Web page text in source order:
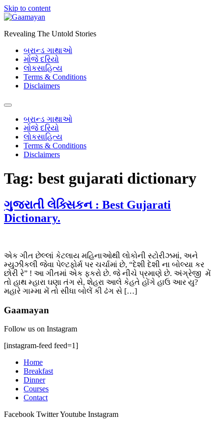
Skip to content
Revealing The Untold Stories
બ્રાન્ડ ગાથાઓ
મોજે દરિયો
લોકસાહિત્ય
Terms & Conditions
Disclaimers
બ્રાન્ડ ગાથાઓ
મોજે દરિયો
લોકસાહિત્ય
Terms & Conditions
Disclaimers
Tag: best gujarati dictionary
ગુજરાતી લેક્સિકન : Best Gujarati
Dictionary.
એક ગીત છેલ્લાં કેટલાય મહિનાઓથી લોકોની સ્ટોરીઝમાં, અને
મ્યુઝીકલી જેવા પેલ્ટફોર્મ પર ચર્ચામાં છે, “દેશી દેશી ના બોલ્યા કર
છોરી રે” ! આ ગીતમાં એક ફકરો છે. જે નીચે પ્રમાણે છે. અંગ્રેજી મેં
તો હાથ મ્હારા ઘણા તંગ સે, શેહરા આલે કેહતે હોંગે હાઉ આર યુ?
મહારે ગામ્મા મેં તો સીધા બોલેં કી ઢંગ સે […]
Gaamayan
Follow us on Instagram
[instagram-feed feed=1]
Home
Breakfast
Dinner
Courses
Contact
Facebook TwitterYoutube Instagram